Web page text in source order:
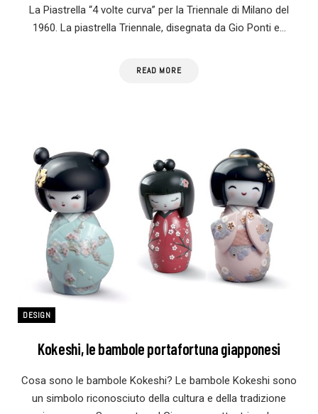
La Piastrella “4 volte curva” per la Triennale di Milano del
1960. La piastrella Triennale, disegnata da Gio Ponti e…
READ MORE
DESIGN
Kokeshi, le bambole portafortuna giapponesi
Cosa sono le bambole Kokeshi? Le bambole Kokeshi sono
un simbolo riconosciuto della cultura e della tradizione